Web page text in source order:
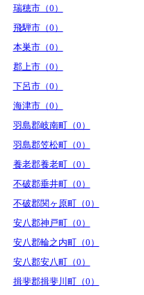
瑞穂市（0）
飛騨市（0）
本巣市（0）
郡上市（0）
下呂市（0）
海津市（0）
羽島郡岐南町（0）
羽島郡笠松町（0）
養老郡養老町（0）
不破郡垂井町（0）
不破郡関ヶ原町（0）
安八郡神戸町（0）
安八郡輪之内町（0）
安八郡安八町（0）
揖斐郡揖斐川町（0）